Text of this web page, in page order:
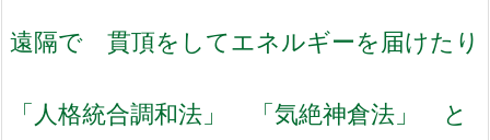
遠隔で 貫頂をしてエネルギーを届けたり
「人格統合調和法」 「気絶神倉法」 と